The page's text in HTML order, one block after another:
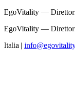
EgoVitality —
EgoVitality —
Italia |